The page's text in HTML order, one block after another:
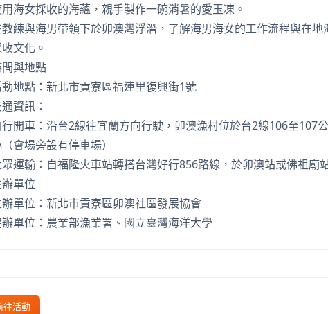
海女採收的海蘊，親手製作一碗消暑的愛玉凍。
練與海男帶領下於卯澳灣浮潛，了解海男海女的工作流程與在
文化。
間與地點
動地點：新北市貢寮區福連里復興街1號
資訊：
行開車：沿台2線往宜蘭方向行駛，卯澳漁村位於台2線106至107
會場旁設有停車場）
眾運輸：自福隆火車站轉搭台灣好行856路線，於卯澳站或佛祖廟
單位
辦單位：新北市貢寮區卯澳社區發展協會
單位：農業部漁業署、國立臺灣海洋大學
往活動